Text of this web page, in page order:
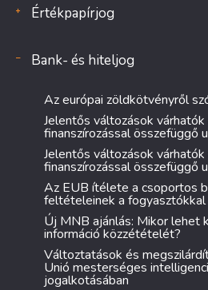
Értékpapírjog
Bank- és hiteljog
Az európai zöldkötvényről
Jelentős változások
finanszírozással összefüggő
Jelentős változások
finanszírozással összefüggő
Az EUB ítélete a csoportos
feltételeinek a
Új MNB ajánlás: Mikor lehet
információ közzétételét?
Változtatások és
Unió mesterséges
jogalkotásában